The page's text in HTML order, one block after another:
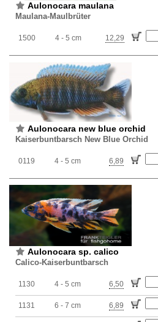
Aulonocara maulana
Maulana-Maulbrüter
1500 4 - 5 cm 12,29
Aulonocara new blue orchid
Kaiserbuntbarsch New Blue Orchid
0119 4 - 5 cm 6,89
Aulonocara sp. calico
Calico-Kaiserbuntbarsch
1130 4 - 5 cm 6,50
1131 6 - 7 cm 6,89